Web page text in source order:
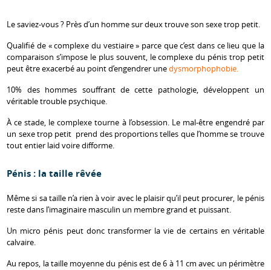
Le saviez-vous ? Près d’un homme sur deux trouve son sexe trop petit.
Qualifié de « complexe du vestiaire » parce que c’est dans ce lieu que la
comparaison s’impose le plus souvent, le complexe du pénis trop petit
peut être exacerbé au point d’engendrer unedysmorphophobie.
10% des hommes souffrant de cette pathologie, développent un
véritable trouble psychique.
À ce stade, le complexe tourne à l’obsession. Le mal-être engendré par
un sexe trop petit prend des proportions telles que l’homme se trouve
tout entier laid voire difforme.
Pénis : la taille rêvée
Même si sa taille n’a rien à voir avec le plaisir qu’il peut procurer, le pénis
reste dans l’imaginaire masculin un membre grand et puissant.
Un micro pénis peut donc transformer la vie de certains en véritable
calvaire.
Au repos, la taille moyenne du pénis est de 6 à 11 cm avec un périmètre